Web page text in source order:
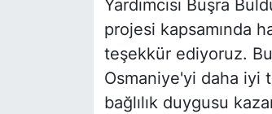
Yardımcısı Büşra
projesi kapsamında
teşekkür ediyoruz. Bu
Osmaniye'yi daha iyi
bağlılık duygusu